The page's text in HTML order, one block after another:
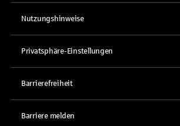
Nutzungshinweise
Privatsphäre-Einstellungen
Barrierefreiheit
Barriere melden